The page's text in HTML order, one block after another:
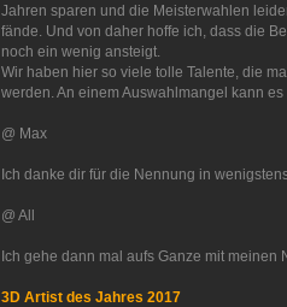
Jahren sparen und die Meisterwahlen
fände. Und von daher hoffe ich, dass die
noch ein wenig ansteigt.
Wir haben hier so viele tolle Talente, die
werden. An einem Auswahlmangel kann
@ Max
Ich danke dir für die Nennung in
@ All
Ich gehe dann mal aufs Ganze mit meinen
3D Artist des Jahres 2017